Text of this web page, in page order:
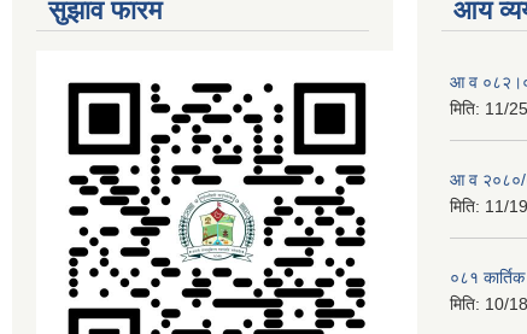
सुझाव फारम आय
आ व
मिति: 11/
आ व २०८०/
मिति: 11/
०८१
मिति: 10/